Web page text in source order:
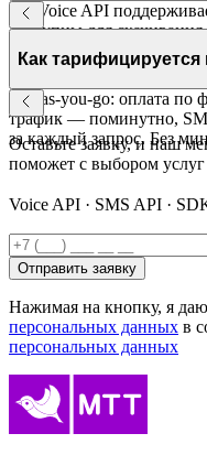
Да. Voice API
доступны для
МТТ — по выбору.
Как
Pay-as-you-go: оплата по
трафик — поминутно,
за каждый запрос. Без
Оставьте заявку, и наш
поможет с выбором услуг
Voice API · SMS API ·
Отправить заявку
Нажимая на кнопку, я даю
персональных данных в
персональных данных